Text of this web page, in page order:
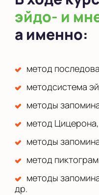
эйдо- и
а именно:
метод
методсистема
методы
метод Цицерона,
методы
метод
методы
др.